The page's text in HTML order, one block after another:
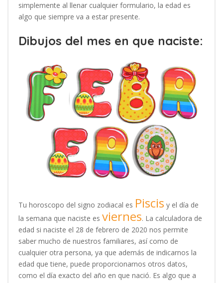
simplemente al llenar cualquier formulario, la edad es
algo que siempre va a estar presente.
Dibujos del mes en que naciste:
Tu horoscopo del signo zodiacal es Piscis y el día de
la semana que naciste es viernes. La calculadora de
edad si naciste el 28 de febrero de 2020 nos permite
saber mucho de nuestros familiares, así como de
cualquier otra persona, ya que además de indicarnos la
edad que tiene, puede proporcionarnos otros datos,
como el día exacto del año en que nació. Es algo que a